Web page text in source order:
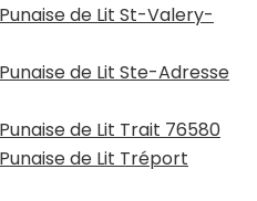
de Lit St-Valery-
de Lit Ste-Adresse
de Lit Trait 76580
de Lit Tréport